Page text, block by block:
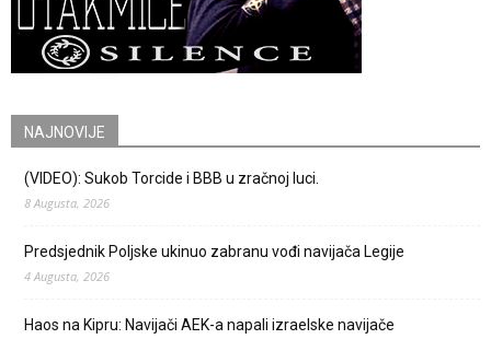
NAJNOVIJE
(VIDEO): Sukob Torcide i BBB u zračnoj luci.
8 Augusta, 2026
Predsjednik Poljske ukinuo zabranu vođi navijača Legije
4 Augusta, 2026
Haos na Kipru: Navijači AEK-a napali izraelske navijače